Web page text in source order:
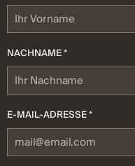
NACHNAME *
E-MAIL-ADRESSE *